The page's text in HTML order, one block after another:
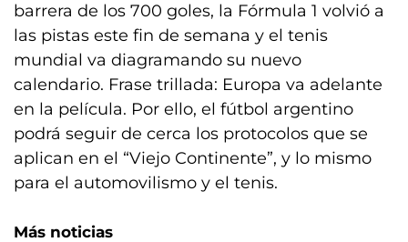
barrera de los 700 goles, la Fórmula 1 volvió a
las pistas este fin de semana y el tenis
mundial va diagramando su nuevo
calendario. Frase trillada: Europa va adelante
en la película. Por ello, el fútbol argentino
podrá seguir de cerca los protocolos que se
aplican en el “Viejo Continente”, y lo mismo
para el automovilismo y el tenis.
Más noticias